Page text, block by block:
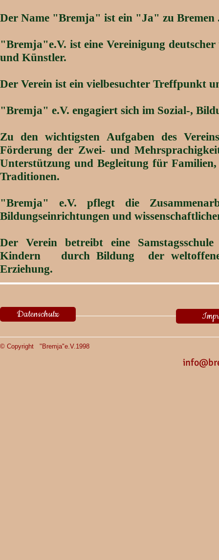
Der Name "Bremja" ist ein "Ja" zu Bremen
"Bremja"e.V. ist eine Vereinigung
und Künstler.
Der Verein ist ein vielbesuchter Treffpunkt
"Bremja" e.V. engagiert sich im Sozial-,
Zu den wichtigsten Aufgaben des
Förderung der Zwei- und
Unterstützung und Begleitung für
Traditionen.
"Bremja" e.V. pflegt die
Bildungseinrichtungen und
Der Verein betreibt eine
Kindern durch Bildung der
Erziehung.
Datenschutz
© Copyright "Bremja"е.V.1998